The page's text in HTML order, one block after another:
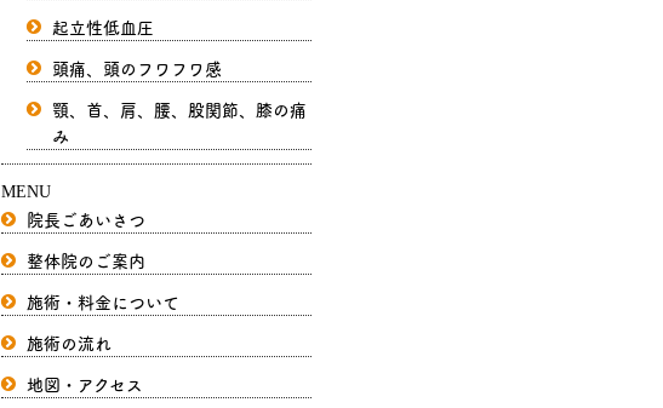
起立性低血圧
頭痛、頭のフワフワ感
顎、首、肩、腰、股関節、膝の痛
み
MENU
院長ごあいさつ
整体院のご案内
施術・料金について
施術の流れ
地図・アクセス